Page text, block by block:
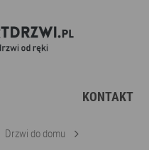
KONTAKT
Drzwi do domu